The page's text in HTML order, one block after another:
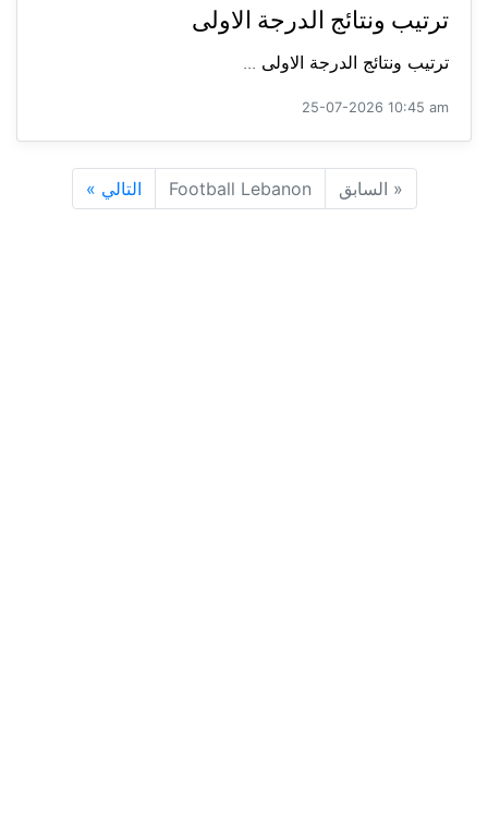
ترتيب ونتائج الدرجة الاولى
ترتيب ونتائج الدرجة الاولى ...
25-07-2026 10:45 am
« السابق Football Lebanon التالي »